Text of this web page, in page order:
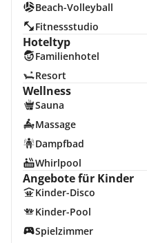
Beach-Volleyball
Fitnessstudio
Hoteltyp
Familienhotel
Resort
Wellness
Sauna
Massage
Dampfbad
Whirlpool
Angebote für Kinder
Kinder-Disco
Kinder-Pool
Spielzimmer